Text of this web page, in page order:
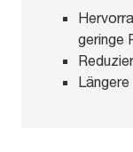
geringe